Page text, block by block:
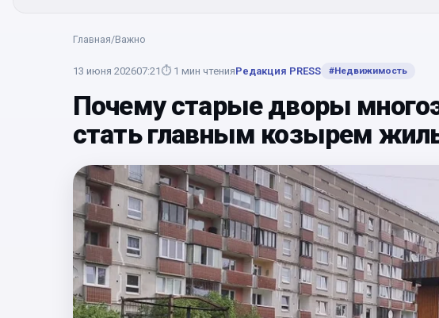
Главная/Важно
13 июня 202607:21 ⏱ 1 мин чтенияРедакция PRESS #Недвижимость
Почему старые дворы
стать главным козырем